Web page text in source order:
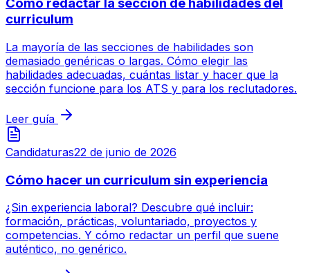
curriculum
La mayoría de las secciones de habilidades son
demasiado genéricas o largas. Cómo elegir las
habilidades adecuadas, cuántas listar y hacer que la
sección funcione para los ATS y para los reclutadores.
Leer guía
Candidaturas22 de junio de 2026
Cómo hacer un curriculum sin experiencia
¿Sin experiencia laboral? Descubre qué incluir:
formación, prácticas, voluntariado, proyectos y
competencias. Y cómo redactar un perfil que suene
auténtico, no genérico.